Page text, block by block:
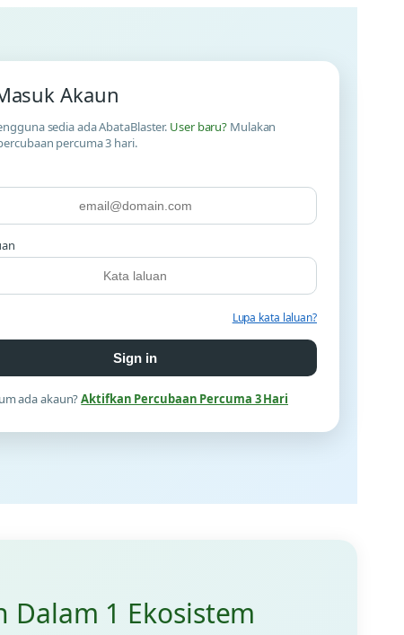
Akaun
sedia ada AbataBlaster. User baru? Mulakan
percuma 3 hari.
Lupa kata laluan?
Sign in
ada akaun?Aktifkan Percubaan Percuma 3 Hari
Dalam 1 Ekosistem